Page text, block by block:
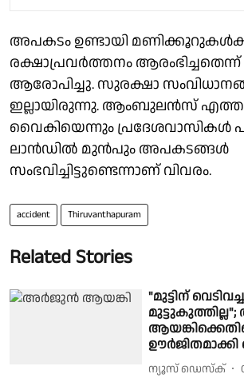
അപകടം ഉണ്ടായി
രക്ഷാപ്രവർത്തനം ആരംഭിച്ചതെന്ന്
ആരോപിച്ചു. സുരക്ഷാ
ഇല്ലായിരുന്നു. ആംബുലൻസ്
വൈകിയെന്നും പ്രദേശവാസികൾ
ലാൻഡിൽ മുൻപും അപകടങ്ങൾ
സംഭവിച്ചിട്ടുണ്ടെന്നാണ് വിവരം.
accident Thiruvanthapuram
Related Stories
"മുട്ടിന്
ഊർജിതമാക്കി
ന്യൂസ് ഡെസ്ക്